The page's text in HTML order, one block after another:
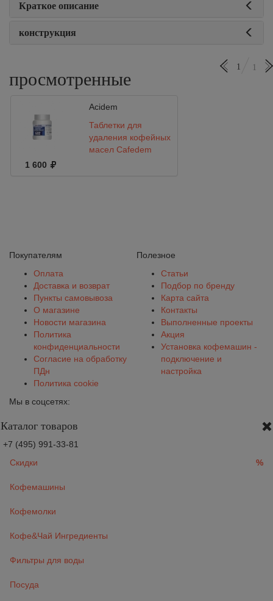
Краткое описание
конструкция
просмотренные
1 1
Acidem
Таблетки для
удаления кофейных
масел Cafedem
1 600
Покупателям
Оплата
Доставка и возврат
Пункты самовывоза
О магазине
Новости магазина
Политика
конфиденциальности
Согласие на обработку
ПДн
Политика cookie
Полезное
Статьи
Подбор по бренду
Карта сайта
Контакты
Выполненные проекты
Акция
Установка кофемашин -
подключение и
настройка
Мы в соцсетях:
Каталог товаров
+7 (495) 991-33-81
Скидки
%
Кофемашины
Кофемолки
Кофе&Чай Ингредиенты
Фильтры для воды
Посуда